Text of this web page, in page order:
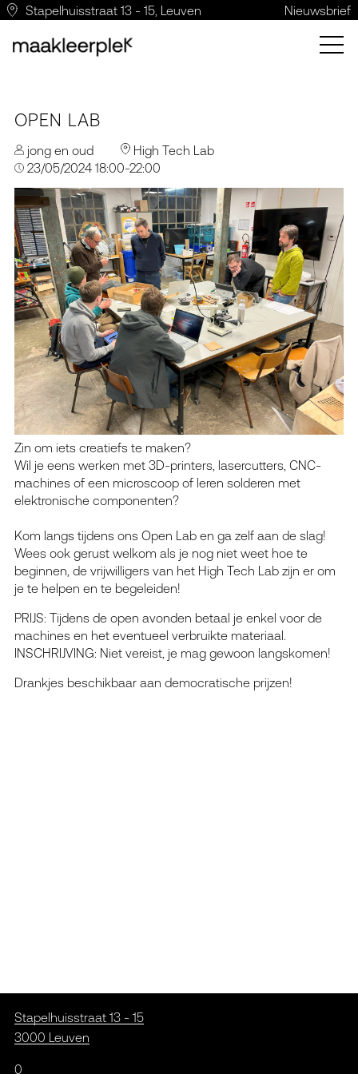
Stapelhuisstraat 13 - 15, Leuven Nieuwsbrief
OPEN LAB
jong en oud
High Tech Lab
23/05/2024 18:00-22:00
Zin om iets creatiefs te maken?
Wil je eens werken met 3D-printers, lasercutters, CNC-
machines of een microscoop of leren solderen met
elektronische componenten?
Kom langs tijdens ons Open Lab en ga zelf aan de slag!
Wees ook gerust welkom als je nog niet weet hoe te
beginnen, de vrijwilligers van het High Tech Lab zijn er om
je te helpen en te begeleiden!
PRIJS: Tijdens de open avonden betaal je enkel voor de
machines en het eventueel verbruikte materiaal.
INSCHRIJVING: Niet vereist, je mag gewoon langskomen!
Drankjes beschikbaar aan democratische prijzen!
Stapelhuisstraat 13 - 15
3000 Leuven
0